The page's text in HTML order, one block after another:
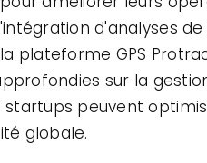
d'analyses de
GPS
sur la
peuvent
globale.